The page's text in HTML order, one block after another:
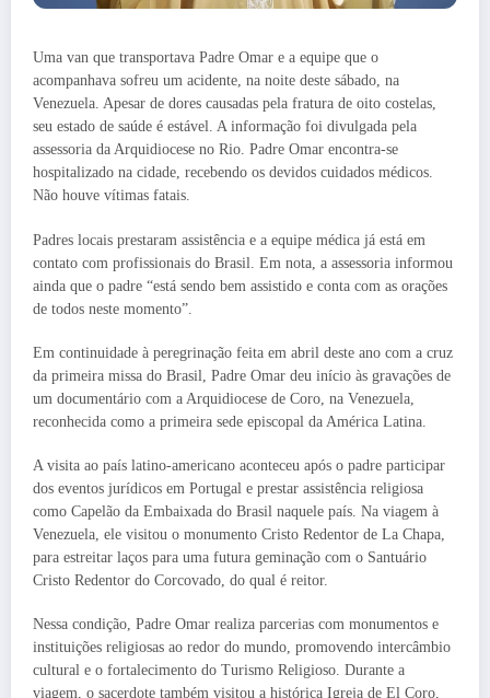
Uma van que transportava Padre Omar e a equipe que o
acompanhava sofreu um acidente, na noite deste sábado, na
Venezuela. Apesar de dores causadas pela fratura de oito costelas,
seu estado de saúde é estável. A informação foi divulgada pela
assessoria da Arquidiocese no Rio. Padre Omar encontra-se
hospitalizado na cidade, recebendo os devidos cuidados médicos.
Não houve vítimas fatais.
Padres locais prestaram assistência e a equipe médica já está em
contato com profissionais do Brasil. Em nota, a assessoria informou
ainda que o padre “está sendo bem assistido e conta com as orações
de todos neste momento”.
Em continuidade à peregrinação feita em abril deste ano com a cruz
da primeira missa do Brasil, Padre Omar deu início às gravações de
um documentário com a Arquidiocese de Coro, na Venezuela,
reconhecida como a primeira sede episcopal da América Latina.
A visita ao país latino-americano aconteceu após o padre participar
dos eventos jurídicos em Portugal e prestar assistência religiosa
como Capelão da Embaixada do Brasil naquele país. Na viagem à
Venezuela, ele visitou o monumento Cristo Redentor de La Chapa,
para estreitar laços para uma futura geminação com o Santuário
Cristo Redentor do Corcovado, do qual é reitor.
Nessa condição, Padre Omar realiza parcerias com monumentos e
instituições religiosas ao redor do mundo, promovendo intercâmbio
cultural e o fortalecimento do Turismo Religioso. Durante a
viagem, o sacerdote também visitou a histórica Igreja de El Coro,